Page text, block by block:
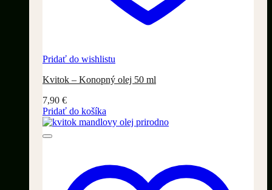
Pridať do wishlistu
Kvitok – Konopný olej 50 ml
7,90 €
Pridať do košíka